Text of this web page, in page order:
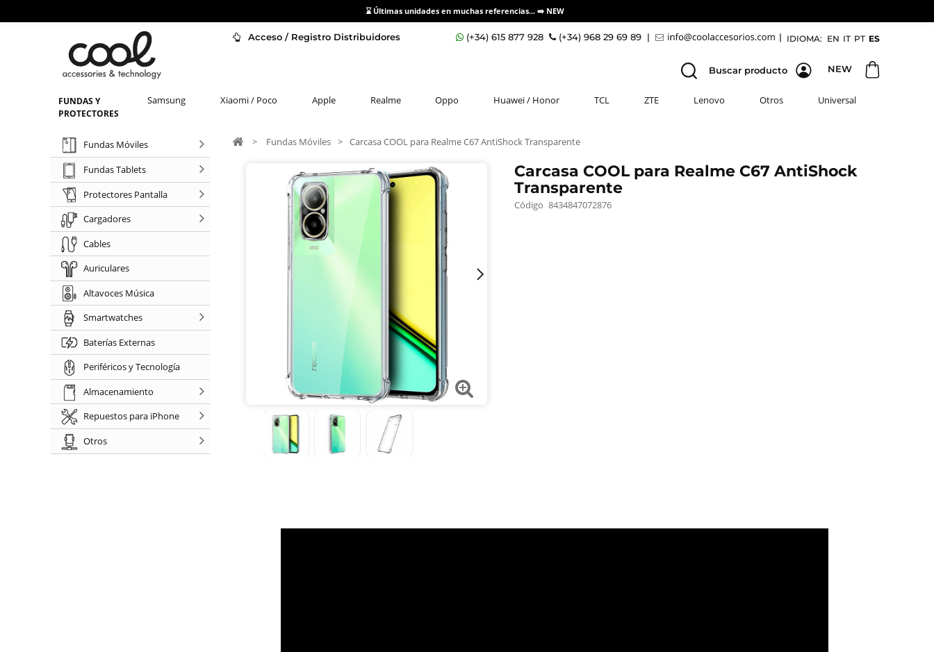
⌛ Últimas unidades en muchas referencias... ➡️ NEW
Acceso / Registro Distribuidores IDIOMA: EN IT PT ES
(+34) 615 877 928 (+34) 968 29 69 89 | |
NEW
Buscar producto
FUNDAS Y
PROTECTORES
Samsung Xiaomi / Poco Apple Realme Oppo Huawei / Honor TCL ZTE Lenovo Otros Universal
Fundas Móviles
Fundas Tablets
Protectores Pantalla
Cargadores
Cables
Auriculares
Altavoces Música
Smartwatches
Baterías Externas
Periféricos y Tecnología
Almacenamiento
Repuestos para iPhone
Otros
> Fundas Móviles > Carcasa COOL para Realme C67 AntiShock Transparente
Carcasa COOL para Realme C67 AntiShock
Transparente
Código 8434847072876